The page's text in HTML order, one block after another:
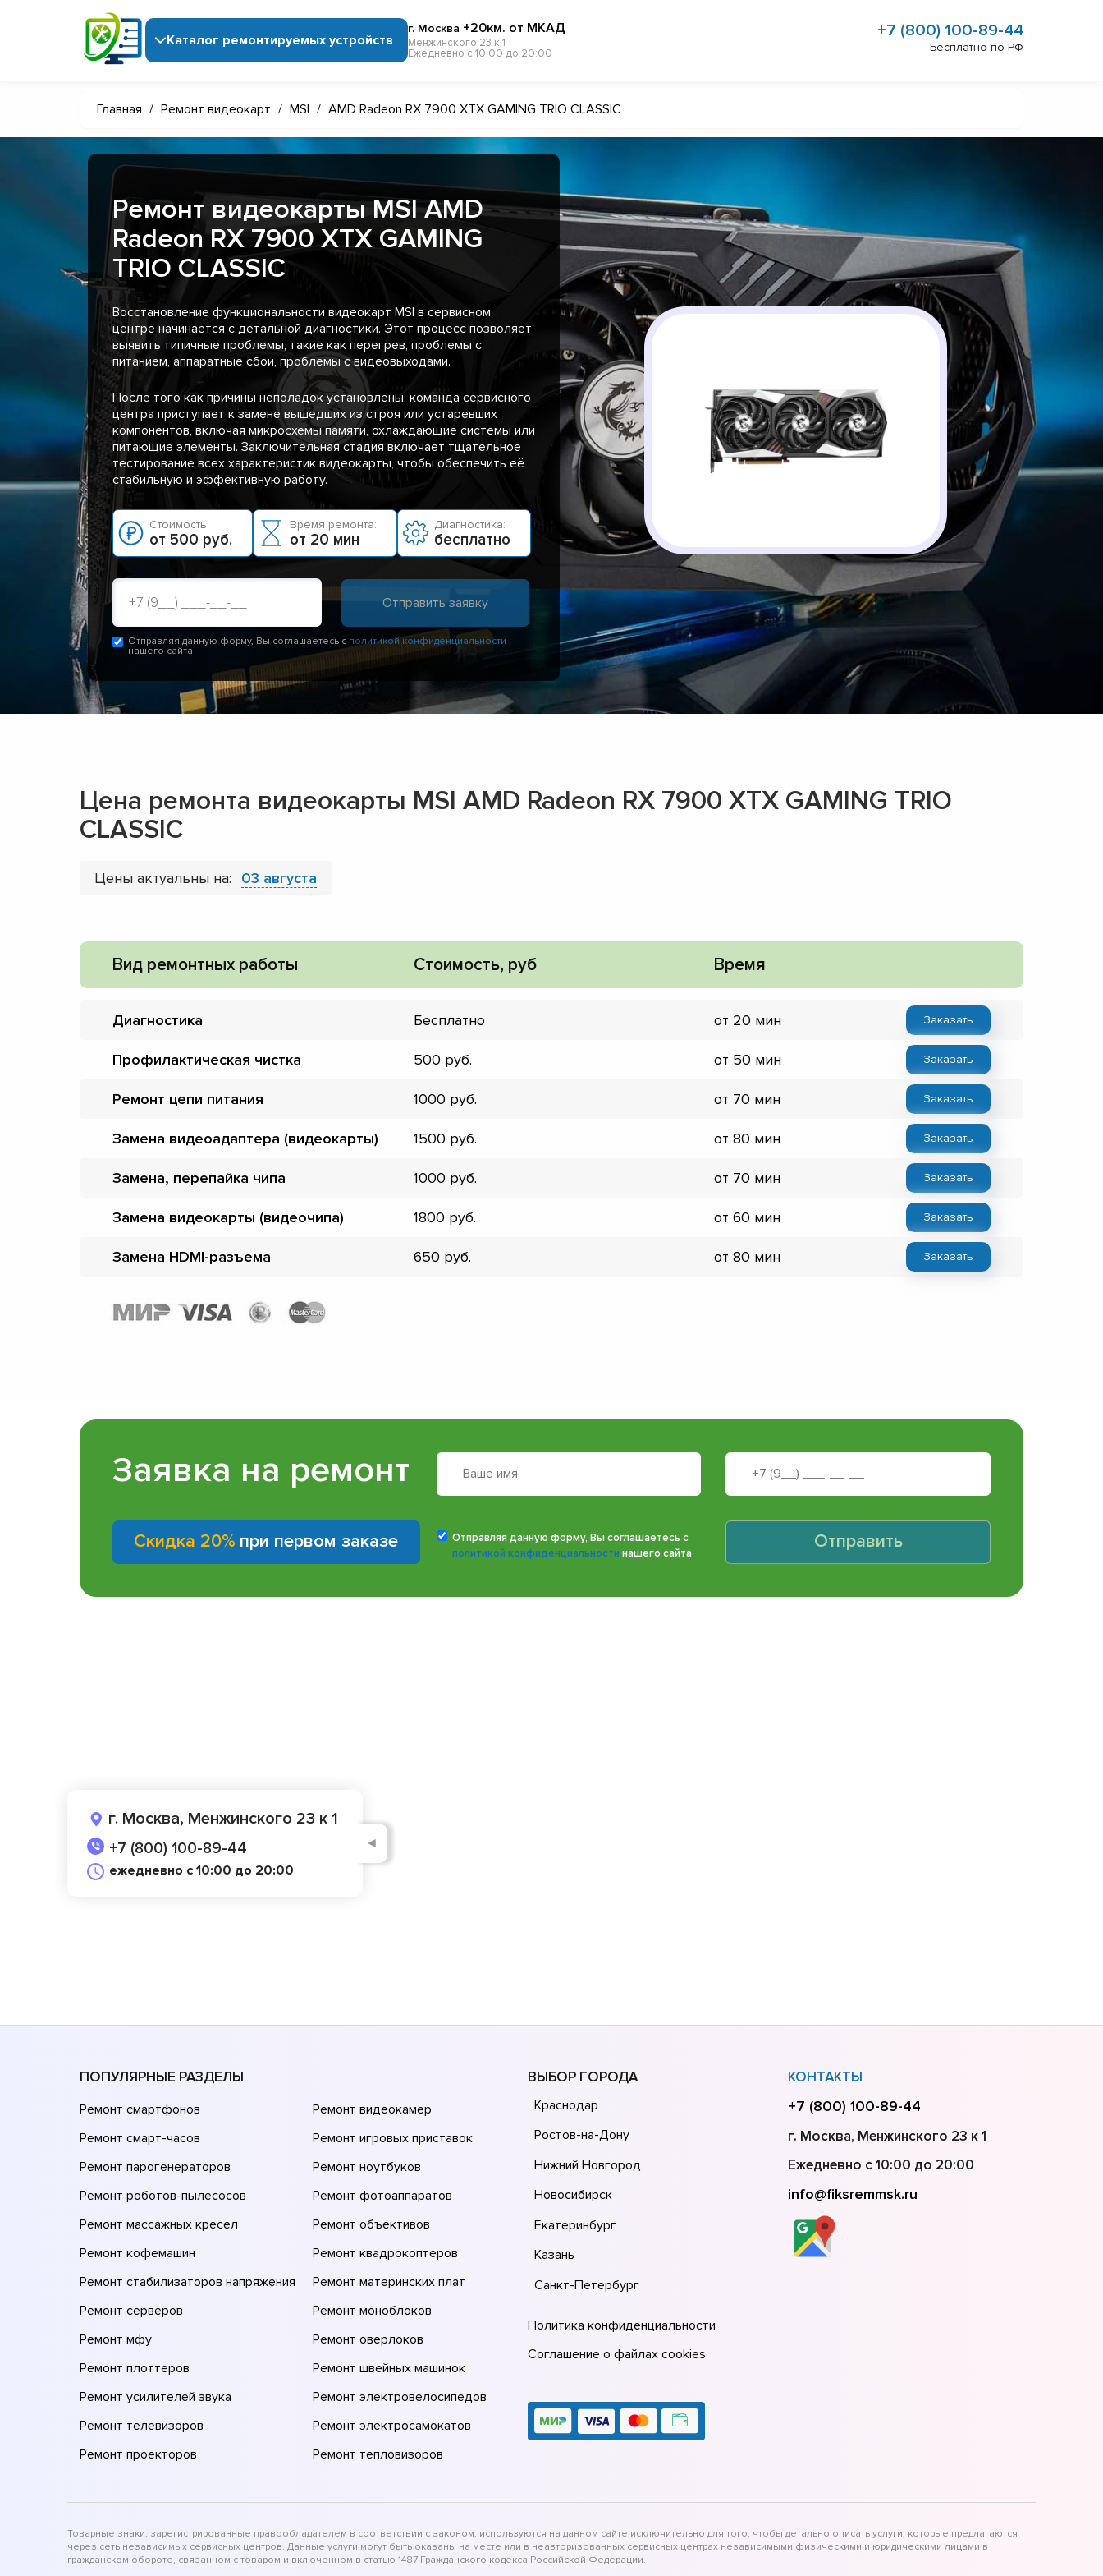
Каталог ремонтируемых устройств
г. Москва +20км. от МКАД
Менжинского 23 к 1
Ежедневно с 10:00 до 20:00
+7 (800) 100-89-44
Бесплатно по РФ
Главная / Ремонт видеокарт / MSI / AMD Radeon RX 7900 XTX GAMING TRIO CLASSIC
Ремонт видеокарты MSI AMD
Radeon RX 7900 XTX GAMING
TRIO CLASSIC
Восстановление функциональности видеокарт MSI в сервисном
центре начинается с детальной диагностики. Этот процесс позволяет
выявить типичные проблемы, такие как перегрев, проблемы с
питанием, аппаратные сбои, проблемы с видеовыходами.
После того как причины неполадок установлены, команда сервисного
центра приступает к замене вышедших из строя или устаревших
компонентов, включая микросхемы памяти, охлаждающие системы или
питающие элементы. Заключительная стадия включает тщательное
тестирование всех характеристик видеокарты, чтобы обеспечить её
стабильную и эффективную работу.
Стоимость:
от 500 руб.
Время ремонта:
от 20 мин
Диагностика:
бесплатно
Отправляя данную форму, Вы соглашаетесь с политикой конфиденциальности
нашего сайта
Цена ремонта видеокарты MSI AMD Radeon RX 7900 XTX GAMING TRIO
CLASSIC
Цены актуальны на: 03 августа
Вид ремонтных работы Стоимость, руб Время
Диагностика Бесплатно от 20 мин Заказать
Профилактическая чистка 500 от 50 мин Заказать
Ремонт цепи питания 1000 от 70 мин Заказать
Замена видеоадаптера (видеокарты) 1500 от 80 мин Заказать
Замена, перепайка чипа 1000 от 70 мин Заказать
Замена видеокарты (видеочипа) 1800 от 60 мин Заказать
Замена HDMI-разъема 650 от 80 мин Заказать
Заявка на ремонт
Скидка 20% при первом заказе
Отправляя данную форму, Вы соглашаетесь с
политикой конфиденциальности нашего сайта
Отправить
г. Москва, Менжинского 23 к 1
+7 (800) 100-89-44
ежедневно с 10:00 до 20:00
◄
ПОПУЛЯРНЫЕ РАЗДЕЛЫ
Ремонт смартфонов
Ремонт смарт-часов
Ремонт парогенераторов
Ремонт роботов-пылесосов
Ремонт массажных кресел
Ремонт кофемашин
Ремонт стабилизаторов напряжения
Ремонт серверов
Ремонт мфу
Ремонт плоттеров
Ремонт усилителей звука
Ремонт телевизоров
Ремонт проекторов
Ремонт видеокамер
Ремонт игровых приставок
Ремонт ноутбуков
Ремонт фотоаппаратов
Ремонт объективов
Ремонт квадрокоптеров
Ремонт материнских плат
Ремонт моноблоков
Ремонт оверлоков
Ремонт швейных машинок
Ремонт электровелосипедов
Ремонт электросамокатов
Ремонт тепловизоров
ВЫБОР ГОРОДА
Краснодар
Ростов-на-Дону
Нижний Новгород
Новосибирск
Екатеринбург
Казань
Санкт-Петербург
Политика конфиденциальности
Соглашение о файлах cookies
КОНТАКТЫ
+7 (800) 100-89-44
г. Москва, Менжинского 23 к 1
Ежедневно с 10:00 до 20:00
info@fiksremmsk.ru
Товарные знаки, зарегистрированные правообладателем в соответствии с законом, используются на данном сайте исключительно для того, чтобы детально описать услуги, которые предлагаются
через сеть независимых сервисных центров. Данные услуги могут быть оказаны на месте или в неавторизованных сервисных центрах независимыми физическими и юридическими лицами в
гражданском обороте, связанном с товаром и включенном в статью 1487 Гражданского кодекса Российской Федерации.